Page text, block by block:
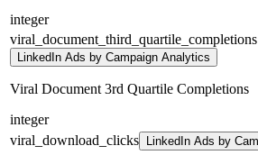
integer
viral_document_third_quartile_completions
LinkedIn Ads by Campaign Analytics
Viral Document 3rd Quartile Completions
integer
viral_download_clicks
LinkedIn Ads by